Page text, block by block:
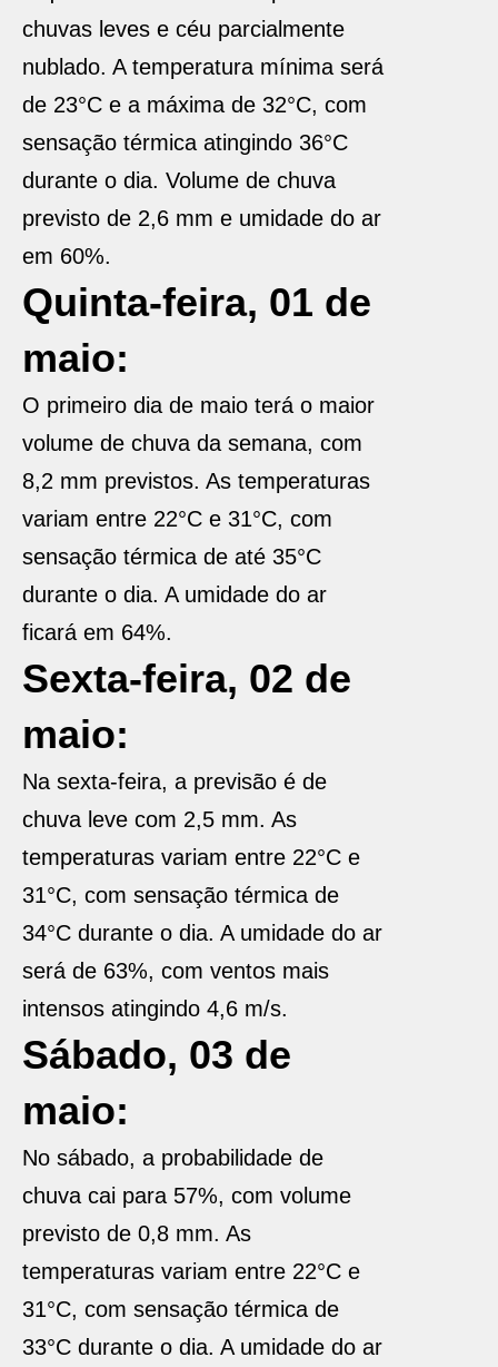
chuvas leves e céu parcialmente
nublado. A temperatura mínima será
de 23°C e a máxima de 32°C, com
sensação térmica atingindo 36°C
durante o dia. Volume de chuva
previsto de 2,6 mm e umidade do ar
em 60%.
Quinta-feira, 01 de
maio:
O primeiro dia de maio terá o maior
volume de chuva da semana, com
8,2 mm previstos. As temperaturas
variam entre 22°C e 31°C, com
sensação térmica de até 35°C
durante o dia. A umidade do ar
ficará em 64%.
Sexta-feira, 02 de
maio:
Na sexta-feira, a previsão é de
chuva leve com 2,5 mm. As
temperaturas variam entre 22°C e
31°C, com sensação térmica de
34°C durante o dia. A umidade do ar
será de 63%, com ventos mais
intensos atingindo 4,6 m/s.
Sábado, 03 de
maio:
No sábado, a probabilidade de
chuva cai para 57%, com volume
previsto de 0,8 mm. As
temperaturas variam entre 22°C e
31°C, com sensação térmica de
33°C durante o dia. A umidade do ar